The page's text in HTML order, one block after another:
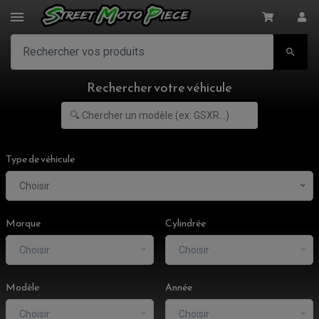

Rechercher votre véhicule
Type de véhicule
Choisir
Marque
Choisir
Cylindrée
Choisir
Modèle
Choisir
Année
Choisir